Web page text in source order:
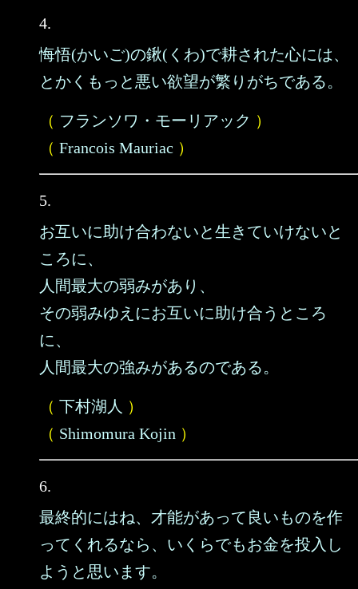
4.
悔悟(かいご)の鍬(くわ)で耕された心には、
とかくもっと悪い欲望が繁りがちである。
（ フランソワ・モーリアック ）
（ Francois Mauriac ）
5.
お互いに助け合わないと生きていけないと
ころに、
人間最大の弱みがあり、
その弱みゆえにお互いに助け合うところ
に、
人間最大の強みがあるのである。
（ 下村湖人 ）
（ Shimomura Kojin ）
6.
最終的にはね、才能があって良いものを作
ってくれるなら、いくらでもお金を投入し
ようと思います。